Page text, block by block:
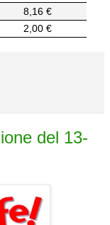
8,16 €
2,00 €
del 13-